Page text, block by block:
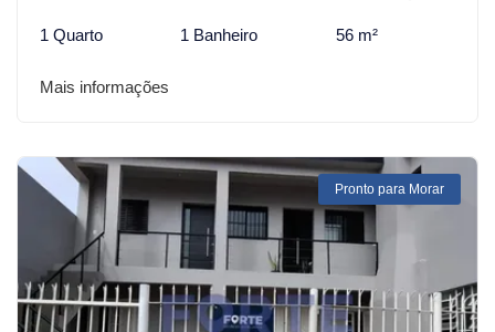
1 Quarto 1 Banheiro 56 m²
Mais informações
Pronto para Morar